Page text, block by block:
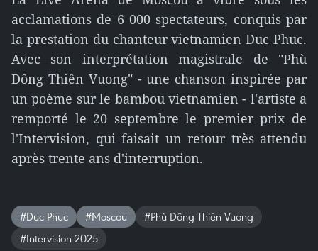
acclamations de 6 000 spectateurs, conquis par
la prestation du chanteur vietnamien Duc Phuc.
Avec son interprétation magistrale de "Phù
Dông Thiên Vuong" - une chanson inspirée par
un poème sur le bambou vietnamien - l'artiste a
remporté le 20 septembre le premier prix de
l'Intervision, qui faisait un retour très attendu
après trente ans d'interruption.
#Duc Phuc #Moscou
#Phù Dông Thiên Vuong
#Intervision 2025